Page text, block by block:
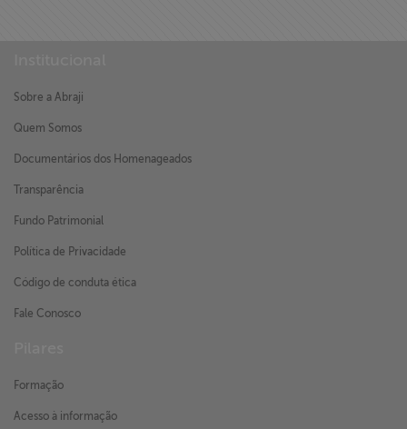
Sobre a Abraji
Quem Somos
Documentários dos Homenageados
Transparência
Fundo Patrimonial
Política de Privacidade
Código de conduta ética
Fale Conosco
Formação
Acesso à informação